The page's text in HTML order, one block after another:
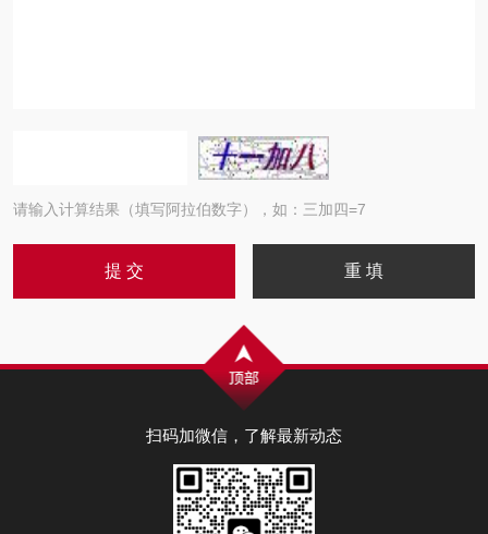
请输入计算结果（填写阿拉伯数字），如：三加四=7
扫码加微信，了解最新动态